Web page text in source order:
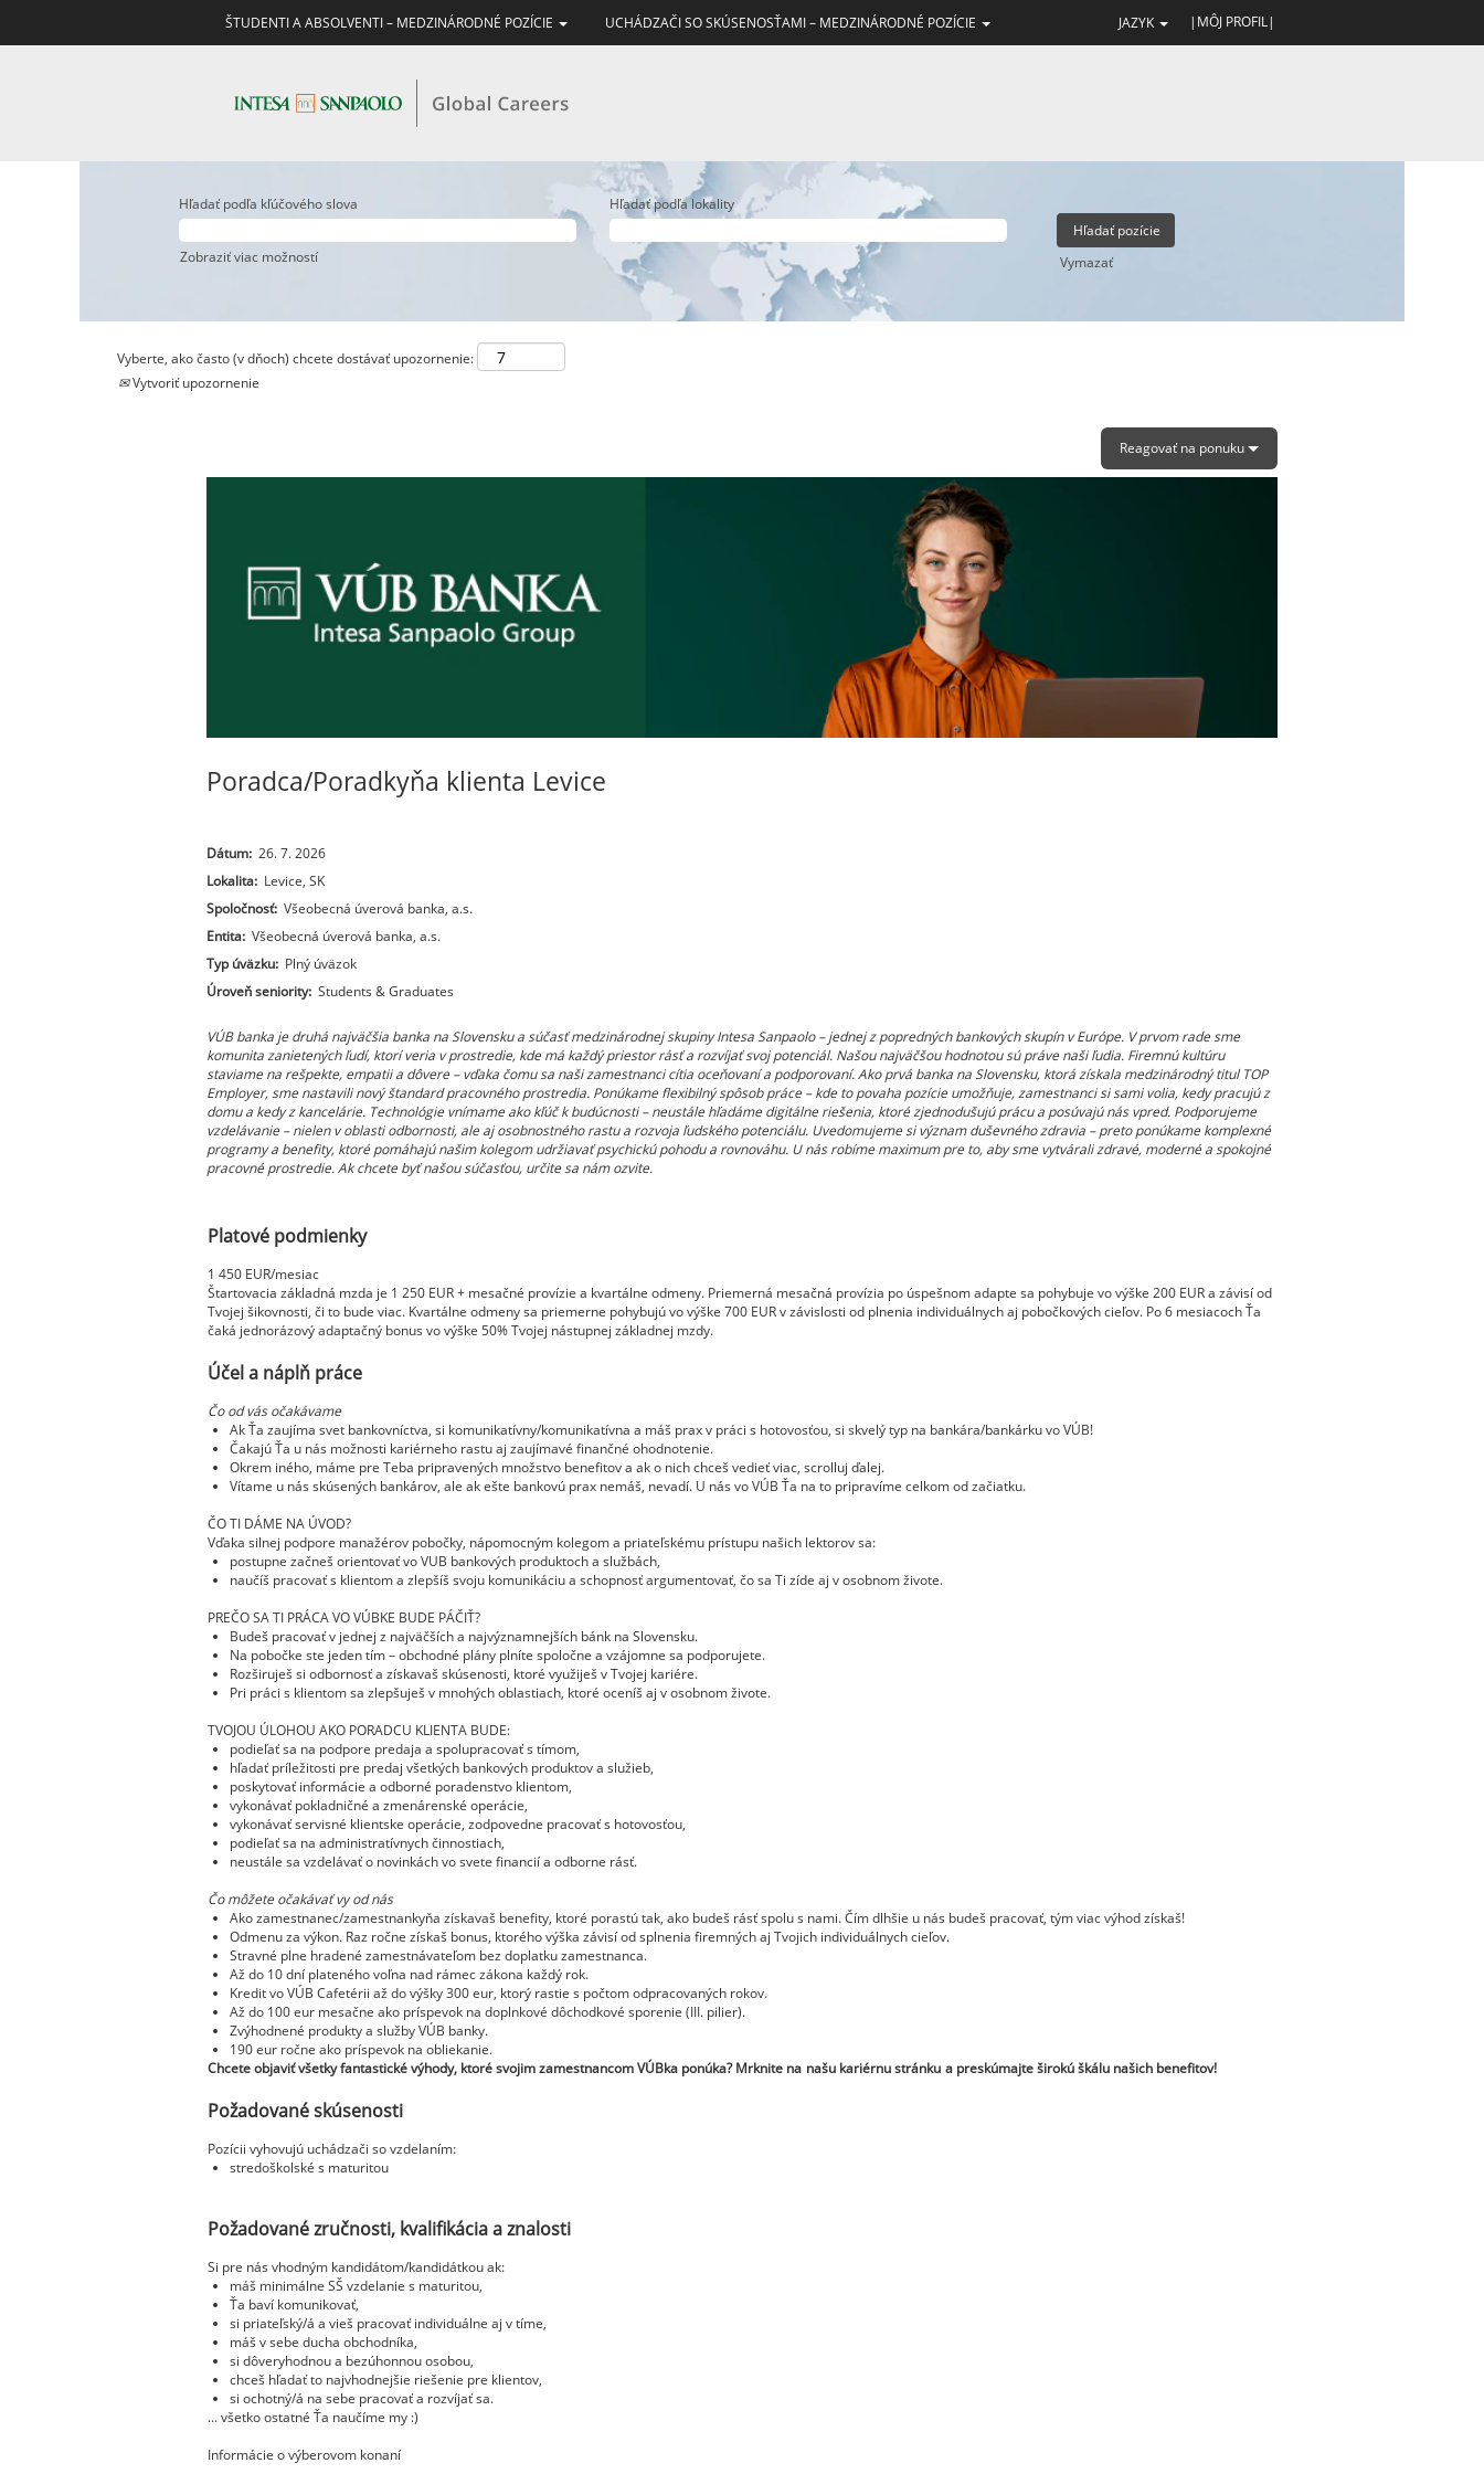
ŠTUDENTI A ABSOLVENTI – MEDZINÁRODNÉ POZÍCIE UCHÁDZAČI SO SKÚSENOSŤAMI – MEDZINÁRODNÉ POZÍCIE JAZYK |MÔJ PROFIL|
Hľadať podľa kľúčového slova Hľadať podľa lokality
Zobraziť viac možností Vymazať
Vyberte, ako často (v dňoch) chcete dostávať upozornenie:
Vytvoriť upozornenie
Reagovať na ponuku
Poradca/Poradkyňa klienta Levice
Dátum: 26. 7. 2026
Lokalita: Levice, SK
Spoločnosť: Všeobecná úverová banka, a.s.
Entita: Všeobecná úverová banka, a.s.
Typ úväzku: Plný úväzok
Úroveň seniority: Students & Graduates
VÚB banka je druhá najväčšia banka na Slovensku a súčasť medzinárodnej skupiny Intesa Sanpaolo – jednej z popredných bankových skupín v Európe. V prvom rade sme
komunita zanietených ľudí, ktorí veria v prostredie, kde má každý priestor rásť a rozvíjať svoj potenciál. Našou najväčšou hodnotou sú práve naši ľudia. Firemnú kultúru
staviame na rešpekte, empatii a dôvere – vďaka čomu sa naši zamestnanci cítia oceňovaní a podporovaní. Ako prvá banka na Slovensku, ktorá získala medzinárodný titul TOP
Employer, sme nastavili nový štandard pracovného prostredia. Ponúkame flexibilný spôsob práce – kde to povaha pozície umožňuje, zamestnanci si sami volia, kedy pracujú z
domu a kedy z kancelárie. Technológie vnímame ako kľúč k budúcnosti – neustále hľadáme digitálne riešenia, ktoré zjednodušujú prácu a posúvajú nás vpred. Podporujeme
vzdelávanie – nielen v oblasti odbornosti, ale aj osobnostného rastu a rozvoja ľudského potenciálu. Uvedomujeme si význam duševného zdravia – preto ponúkame komplexné
programy a benefity, ktoré pomáhajú našim kolegom udržiavať psychickú pohodu a rovnováhu. U nás robíme maximum pre to, aby sme vytvárali zdravé, moderné a spokojné
pracovné prostredie. Ak chcete byť našou súčasťou, určite sa nám ozvite.
Platové podmienky
1 450 EUR/mesiac
Štartovacia základná mzda je 1 250 EUR + mesačné provízie a kvartálne odmeny. Priemerná mesačná provízia po úspešnom adapte sa pohybuje vo výške 200 EUR a závisí od
Tvojej šikovnosti, či to bude viac. Kvartálne odmeny sa priemerne pohybujú vo výške 700 EUR v závislosti od plnenia individuálnych aj pobočkových cieľov. Po 6 mesiacoch Ťa
čaká jednorázový adaptačný bonus vo výške 50% Tvojej nástupnej základnej mzdy.
Účel a náplň práce
Čo od vás očakávame
Ak Ťa zaujíma svet bankovníctva, si komunikatívny/komunikatívna a máš prax v práci s hotovosťou, si skvelý typ na bankára/bankárku vo VÚB!
Čakajú Ťa u nás možnosti kariérneho rastu aj zaujímavé finančné ohodnotenie.
Okrem iného, máme pre Teba pripravených množstvo benefitov a ak o nich chceš vedieť viac, scrolluj ďalej.
Vítame u nás skúsených bankárov, ale ak ešte bankovú prax nemáš, nevadí. U nás vo VÚB Ťa na to pripravíme celkom od začiatku.
ČO TI DÁME NA ÚVOD?
Vďaka silnej podpore manažérov pobočky, nápomocným kolegom a priateľskému prístupu našich lektorov sa:
postupne začneš orientovať vo VUB bankových produktoch a službách,
naučíš pracovať s klientom a zlepšíš svoju komunikáciu a schopnosť argumentovať, čo sa Ti zíde aj v osobnom živote.
PREČO SA TI PRÁCA VO VÚBKE BUDE PÁČIŤ?
Budeš pracovať v jednej z najväčších a najvýznamnejších bánk na Slovensku.
Na pobočke ste jeden tím – obchodné plány plníte spoločne a vzájomne sa podporujete.
Rozširuješ si odbornosť a získavaš skúsenosti, ktoré využiješ v Tvojej kariére.
Pri práci s klientom sa zlepšuješ v mnohých oblastiach, ktoré oceníš aj v osobnom živote.
TVOJOU ÚLOHOU AKO PORADCU KLIENTA BUDE:
podieľať sa na podpore predaja a spolupracovať s tímom,
hľadať príležitosti pre predaj všetkých bankových produktov a služieb,
poskytovať informácie a odborné poradenstvo klientom,
vykonávať pokladničné a zmenárenské operácie,
vykonávať servisné klientske operácie, zodpovedne pracovať s hotovosťou,
podieľať sa na administratívnych činnostiach,
neustále sa vzdelávať o novinkách vo svete financií a odborne rásť.
Čo môžete očakávať vy od nás
Ako zamestnanec/zamestnankyňa získavaš benefity, ktoré porastú tak, ako budeš rásť spolu s nami. Čím dlhšie u nás budeš pracovať, tým viac výhod získaš!
Odmenu za výkon. Raz ročne získaš bonus, ktorého výška závisí od splnenia firemných aj Tvojich individuálnych cieľov.
Stravné plne hradené zamestnávateľom bez doplatku zamestnanca.
Až do 10 dní plateného voľna nad rámec zákona každý rok.
Kredit vo VÚB Cafetérii až do výšky 300 eur, ktorý rastie s počtom odpracovaných rokov.
Až do 100 eur mesačne ako príspevok na doplnkové dôchodkové sporenie (III. pilier).
Zvýhodnené produkty a služby VÚB banky.
190 eur ročne ako príspevok na obliekanie.
Chcete objaviť všetky fantastické výhody, ktoré svojim zamestnancom VÚBka ponúka? Mrknite na našu kariérnu stránku a preskúmajte širokú škálu našich benefitov!
Požadované skúsenosti
Pozícii vyhovujú uchádzači so vzdelaním:
stredoškolské s maturitou
Požadované zručnosti, kvalifikácia a znalosti
Si pre nás vhodným kandidátom/kandidátkou ak:
máš minimálne SŠ vzdelanie s maturitou,
Ťa baví komunikovať,
si priateľský/á a vieš pracovať individuálne aj v tíme,
máš v sebe ducha obchodníka,
si dôveryhodnou a bezúhonnou osobou,
chceš hľadať to najvhodnejšie riešenie pre klientov,
si ochotný/á na sebe pracovať a rozvíjať sa.
... všetko ostatné Ťa naučíme my :)
Informácie o výberovom konaní